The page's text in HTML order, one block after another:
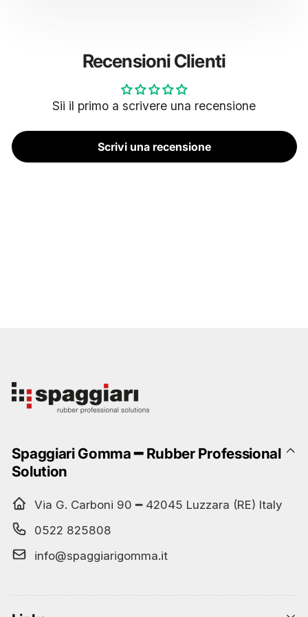
Recensioni Clienti
Sii il primo a scrivere una recensione
Scrivi una recensione
Spaggiari Gomma ━ Rubber Professional
Solution
Via G. Carboni 90 ━ 42045 Luzzara (RE) Italy
0522 825808
info@spaggiarigomma.it